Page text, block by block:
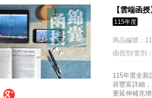
高普不考「公文」／高考英文占比提升，快來看看
／修正部份考試科目及大綱，趕快來看看有哪一些
錦囊函授Facebook粉絲專頁◆，最新消息、優惠活
計畫】恭賀金榜！上榜生獎學金申請辦法與表格下
起，雲端函授之課堂教材須知，請點我查看☀☀☀
授增加便利商店付款方式，便利到不行！馬上使用►
【雲端函
115年度
商品編號 ：
函授別/套別
115年度全新
容豐富詳細
要延伸補充